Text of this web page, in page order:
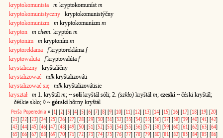
kryptokomunista
m kryptokomuníst m
kryptokomunistyczny kryptokomunistýčny
kryptokomunizm
m kryptokomunízm m
krypton
m chem. kryptón m
kryptonim
m kryptoním m
kryptoreklama
fkryptorekláma f
kryptowaluta
fkryptovalúta f
krystaliczny kryštalíčny
krystalizować
ndkkryštalizováti
krystalizować się
ndkkryštalizovátisie
kryształ
m 1. kryštál m; ~ soli kryštál sóli; 2. (szkło) kryštál m; czeski ~ čéski kryštál;
čéśkie skło; ◊ ~ górski hôrny kryštál
Perša Poperednia « [1] [2] [3] [4] [5] [6] [7] [8] [9] [10] [11] [12] [13] [14] [15] [16] [17] [18] [19] [20]
[21] [22] [23] [24] [25] [26] [27] [28] [29] [30] [31] [32] [33] [34] [35] [36] [37] [38] [39] [40] [41] [42]
[43] [44] [45] [46] [47] [48] [49] [50] [51] [52] [53] [54] [55] [56] [57] [58] [59] [60] [61] [62] [63] [64]
[65] [66] [67] [68] [69] [70] [71] [72] [73] [74] [75] [76] [77] [78] [79] [80] [81] [82] [83] [84] [85] [86]